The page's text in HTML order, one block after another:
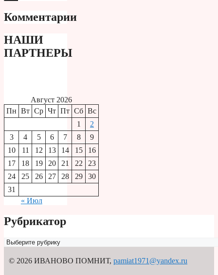
Комментарии
НАШИ
ПАРТНЕРЫ
Август 2026
Пн Вт Ср Чт Пт Сб Вс
1
2
3
4 5 6 7 8
9
10
11 12 13 14 15
16
17
18 19 20 21 22
23
24
25 26 27 28 29
30
31
« Июл
Рубрикатор
Рубрикатор
© 2026 ИВАНОВО ПОМНИТ, pamiat1971@yandex.ru